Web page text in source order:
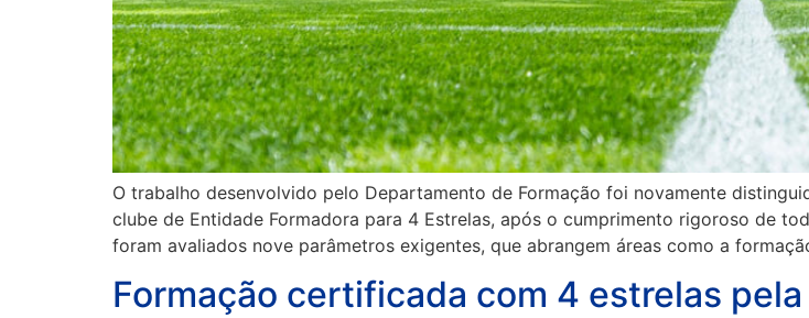
O trabalho desenvolvido pelo Departamento de Formação foi novamente
clube de Entidade Formadora para 4 Estrelas, após o cumprimento rigoroso de
foram avaliados nove parâmetros exigentes, que abrangem áreas como a
Formação certificada com 4 estrelas pela